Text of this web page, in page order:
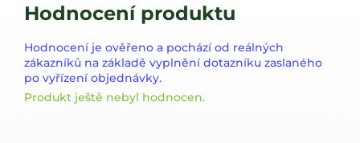
Hodnocení produktu
Hodnocení je ověřeno a pochází od reálných
zákazníků na základě vyplnění dotazníku zaslaného
po vyřízení objednávky.
Produkt ještě nebyl hodnocen.